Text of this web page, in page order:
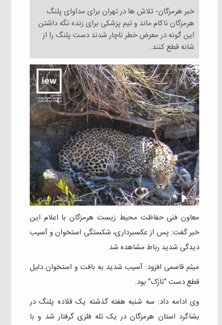
خبر هرمزگان- تلاش ها در تهران برای مداوای پلنگ
هرمزگان ناکام ماند و تیم پزشکی برای زنده نگه داشتن
این گونه در معرض خطر ناچار شدند دست پلنگ را از
شانه قطع کنند.
معاون فنی حفاظت محیط زیست هرمزگان با اعلام این
خبر گفت: پس از عکسبرداری، شکستگی استخوان و آسیب
دیدگی شدید رباط مشاهده شد.
میثم قاسمی افزود: آسیب شدید به بافت و استخوان دلیل
قطع دست "نازَک" بود.
وی ادامه داد: سه شنبه هفته گذشته یک قلاده پلنگ در
بشاگرد استان هرمزگان در یک تله فلزی گرفتار شد و با